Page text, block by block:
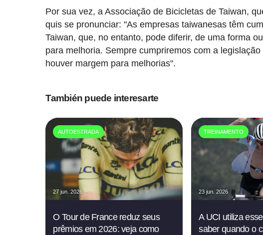
Por sua vez, a Associação de Bicicletas de Taiwan,
quis se pronunciar: "As empresas taiwanesas têm
Taiwan, que, no entanto, pode diferir, de uma forma
para melhoria. Sempre cumpriremos com a
houver margem para melhorias".
También puede interesarte
AUTOESTRADA
27 jun. 2026
O Tour de France reduz seus
prêmios em 2026: veja como
TREINAMENTO
23 jun. 2026
A UCI utiliza
saber quando o